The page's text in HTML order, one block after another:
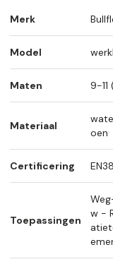
Merk
Model
Maten 9-11
Materiaal
oen
Certificering
Toepassingen
w -